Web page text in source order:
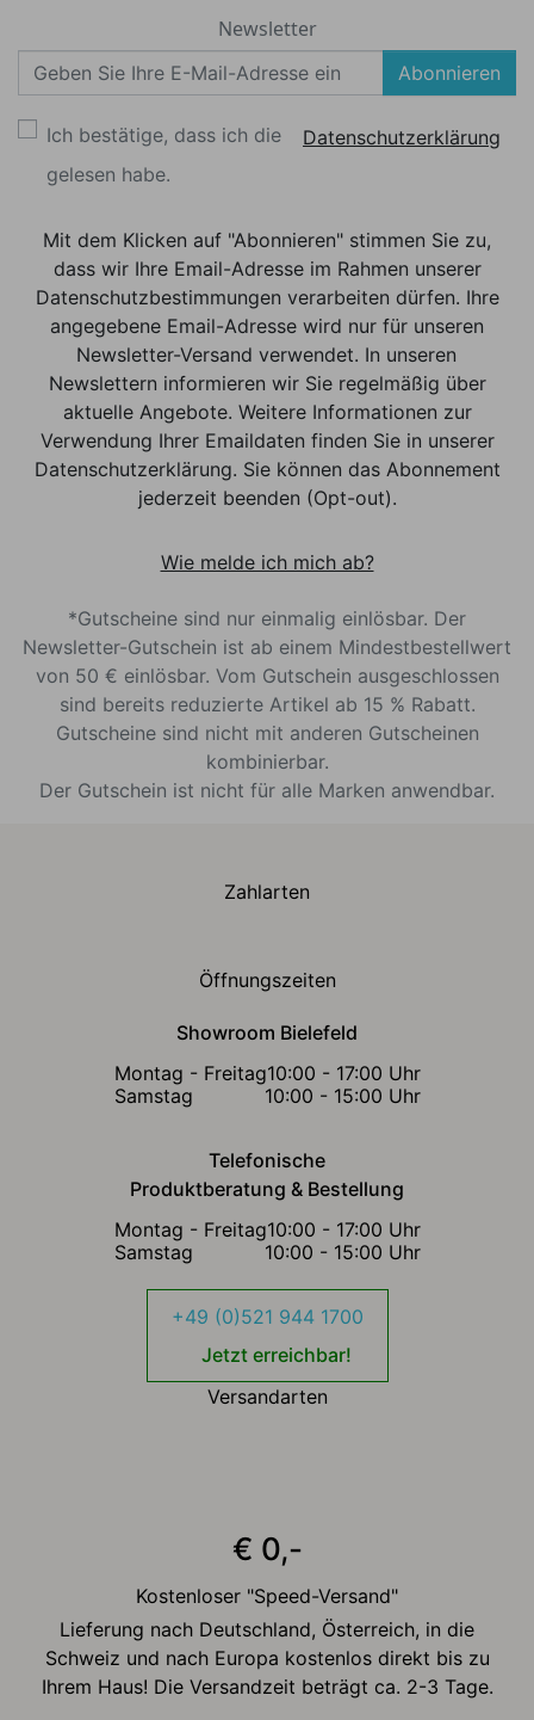
Newsletter
Abonnieren
Ich bestätige, dass ich die
Datenschutzerklärung
gelesen habe.
Mit dem Klicken auf "Abonnieren" stimmen Sie zu,
dass wir Ihre Email-Adresse im Rahmen unserer
Datenschutzbestimmungen verarbeiten dürfen. Ihre
angegebene Email-Adresse wird nur für unseren
Newsletter-Versand verwendet. In unseren
Newslettern informieren wir Sie regelmäßig über
aktuelle Angebote. Weitere Informationen zur
Verwendung Ihrer Emaildaten finden Sie in unserer
Datenschutzerklärung. Sie können das Abonnement
jederzeit beenden (Opt-out).
Wie melde ich mich ab?
*Gutscheine sind nur einmalig einlösbar. Der
Newsletter-Gutschein ist ab einem Mindestbestellwert
von 50 € einlösbar. Vom Gutschein ausgeschlossen
sind bereits reduzierte Artikel ab 15 % Rabatt.
Gutscheine sind nicht mit anderen Gutscheinen
kombinierbar.
Der Gutschein ist nicht für alle Marken anwendbar.
Zahlarten
Öffnungszeiten
Showroom Bielefeld
Montag - Freitag10:00 - 17:00 Uhr
Samstag
10:00 - 15:00 Uhr
Telefonische
Produktberatung & Bestellung
Montag - Freitag10:00 - 17:00 Uhr
Samstag
10:00 - 15:00 Uhr
+49 (0)521 944 1700
Jetzt erreichbar!
Versandarten
€ 0,-
Kostenloser "Speed-Versand"
Lieferung nach Deutschland, Österreich, in die
Schweiz und nach Europa kostenlos direkt bis zu
Ihrem Haus! Die Versandzeit beträgt ca. 2-3 Tage.